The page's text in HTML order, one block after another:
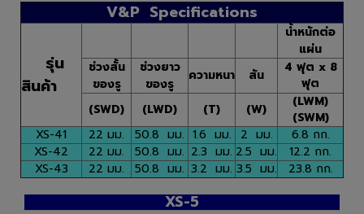
V&P Specifications
รุ่น
สินค้า
น้ำหนักต่อ
แผ่น
ช่วงสั้น
ของรู
ช่วงยาว
ของรู
ความหนา สัน
4 ฟุต x 8
ฟุต
(SWD)
(LWD) (T) (W)
(LWM)
(SWM)
XS-41
22 มม. 50.8 มม. 1.6 มม. 2 มม.
6.8 กก.
XS-42
22 มม. 50.8 มม. 2.3 มม. 2.5 มม.
12.2 กก.
XS-43
22 มม. 50.8 มม. 3.2 มม. 3.5 มม. 23.8 กก.
XS-5